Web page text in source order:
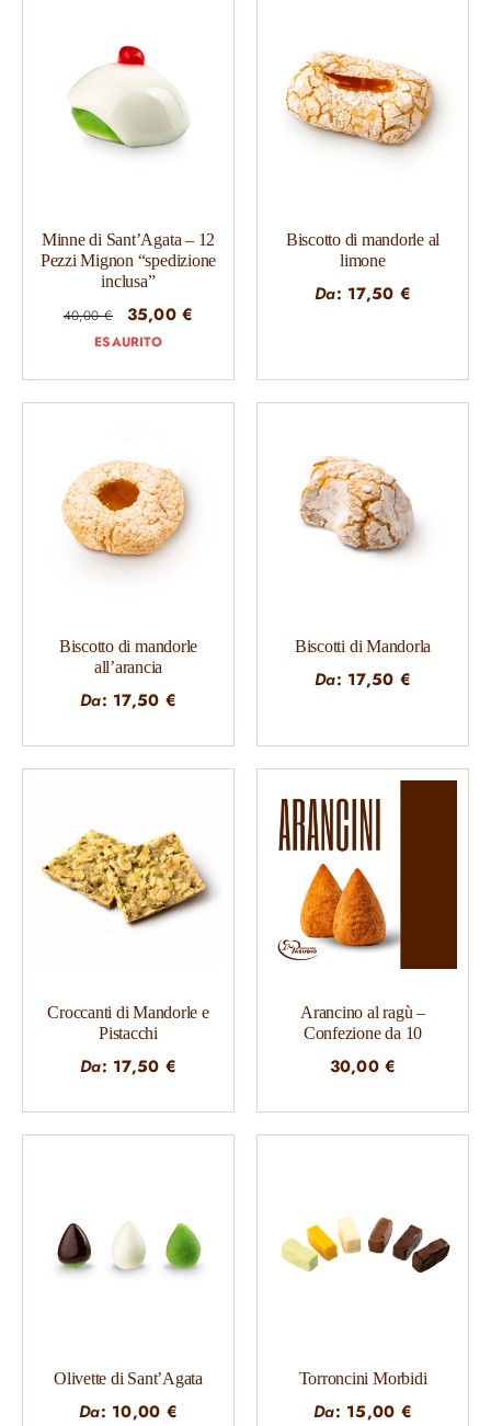
Minne di Sant’Agata – 12
Pezzi Mignon “spedizione
inclusa”
40,00€
Il
prezzo
era:
40,00 €.
35,00€
è:
35,00 €.
ESAURITO
Biscotto di mandorle al
limone
Da: 17,50 €
Biscotto di mandorle
all’arancia
Da: 17,50 €
Biscotti di Mandorla
Da: 17,50 €
Croccanti di Mandorle e
Pistacchi
Da: 17,50 €
Arancino al ragù –
Confezione da 10
30,00€
Olivette di Sant’Agata
Da: 10,00 €
Torroncini Morbidi
Da: 15,00 €